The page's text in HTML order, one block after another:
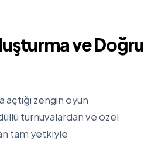
ve Doğru
açtığı zengin oyun
turnuvalardan ve özel
tam yetkiyle